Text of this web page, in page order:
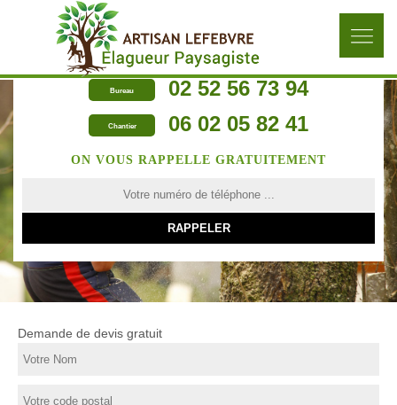
Bureau 02 52 56 73 94
Chantier 06 02 05 82 41
ON VOUS RAPPELLE GRATUITEMENT
Demande de devis gratuit